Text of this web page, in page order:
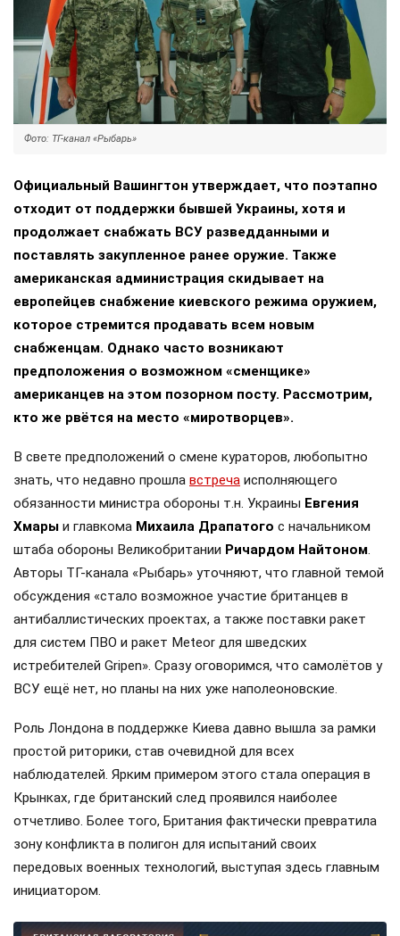
Фото: ТГ-канал «Рыбарь»
Официальный Вашингтон утверждает, что поэтапно
отходит от поддержки бывшей Украины, хотя и
продолжает снабжать ВСУ разведданными и
поставлять закупленное ранее оружие. Также
американская администрация скидывает на
европейцев снабжение киевского режима оружием,
которое стремится продавать всем новым
снабженцам. Однако часто возникают
предположения о возможном «сменщике»
американцев на этом позорном посту. Рассмотрим,
кто же рвётся на место «миротворцев».
В свете предположений о смене кураторов, любопытно
знать, что недавно прошла встреча исполняющего
обязанности министра обороны т.н. Украины Евгения
Хмары и главкома Михаила Драпатого с начальником
штаба обороны Великобритании Ричардом Найтоном.
Авторы ТГ-канала «Рыбарь» уточняют, что главной темой
обсуждения «стало возможное участие британцев в
антибаллистических проектах, а также поставки ракет
для систем ПВО и ракет Meteor для шведских
истребителей Gripen». Сразу оговоримся, что самолётов у
ВСУ ещё нет, но планы на них уже наполеоновские.
Роль Лондона в поддержке Киева давно вышла за рамки
простой риторики, став очевидной для всех
наблюдателей. Ярким примером этого стала операция в
Крынках, где британский след проявился наиболее
отчетливо. Более того, Британия фактически превратила
зону конфликта в полигон для испытаний своих
передовых военных технологий, выступая здесь главным
инициатором.